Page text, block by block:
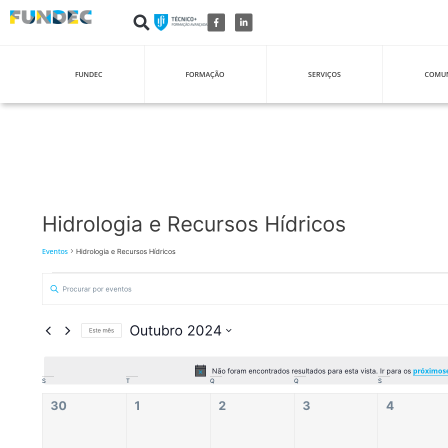
FUNDEC FORMAÇÃO SERVIÇOS
Hidrologia e Recursos Hídricos
Eventos Hidrologia e Recursos Hídricos
Aviso
Não foram encontrados resultados para esta vista. Ir para os
Navegação
de
pesquisa
e
de
Eventos
Digite
chave.
Eventos
Este mês Outubro 2024
Calendário
de
S T Q Q S
0
30
0
1
0
2
0
3
0
4